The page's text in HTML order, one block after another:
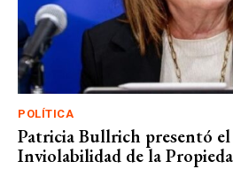
POLÍTICA
Patricia Bullrich presentó
Inviolabilidad de la